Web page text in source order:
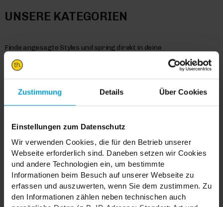
Zustimmung Details Über Cookies
Einstellungen zum Datenschutz
Wir verwenden Cookies, die für den Betrieb unserer
Webseite erforderlich sind. Daneben setzen wir Cookies
und andere Technologien ein, um bestimmte
Informationen beim Besuch auf unserer Webseite zu
erfassen und auszuwerten, wenn Sie dem zustimmen. Zu
den Informationen zählen neben technischen auch
UNSERE KATEGORIEN
Finde angesagte Styles und spring direkt in deine
Lieblingskategorie.
TRENDHOPPER STORES
Wie wäre es mit einer großen Portion Inspiration und Kreativität?
In unseren Stores findest du alle Trendhopper Möbel, Stoffe und
Styles.